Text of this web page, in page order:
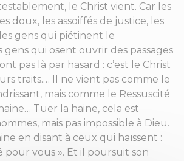
le Christ vient. Car les
doux, les assoiffés de justice, les
gens qui piétinent le
gens qui osent ouvrir des passages
pas là par hasard : c’est le Christ
traits.… Il ne vient pas comme le
mais comme le Ressuscité
Tuer la haine, cela est
mais pas impossible à Dieu.
en disant à ceux qui haïssent :
pour vous ». Et il poursuit son